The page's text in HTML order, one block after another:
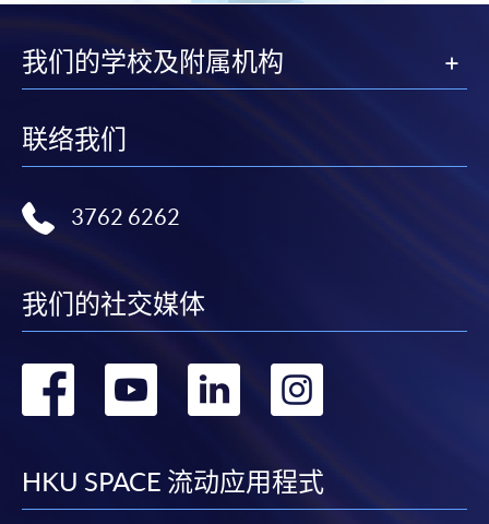
我们的学校及附属机构
联络我们
3762 6262
我们的社交媒体
转
facebook
转
youtube
转
linkedin
HKU SPACE 流动应用程式